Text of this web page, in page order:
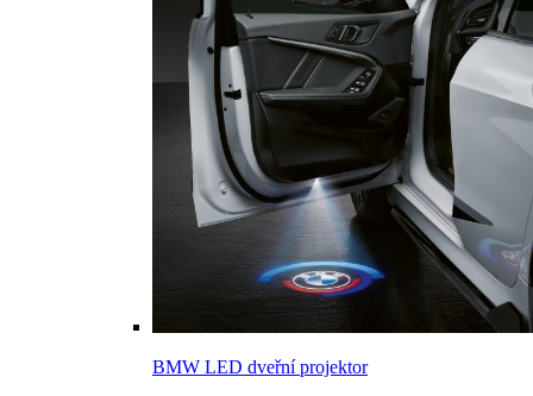
BMW LED dveřní projektor